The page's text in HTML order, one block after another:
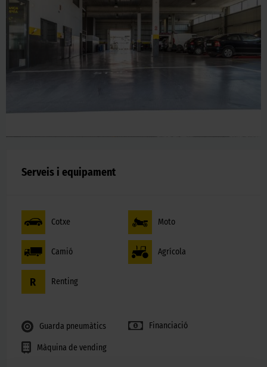
Serveis i equipament
Cotxe Moto
Camió Agrícola
Renting
Guarda pneumàtics Financiació
Màquina de vending